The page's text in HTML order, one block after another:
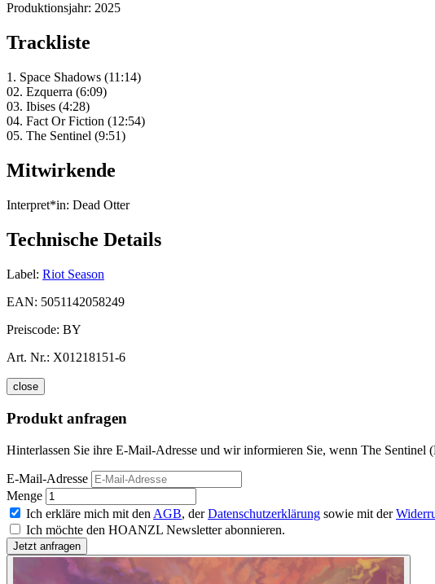
Produktionsjahr: 2025
Trackliste
1. Space Shadows (11:14)
02. Ezquerra (6:09)
03. Ibises (4:28)
04. Fact Or Fiction (12:54)
05. The Sentinel (9:51)
Mitwirkende
Interpret*in: Dead Otter
Technische Details
Label: Riot Season
EAN: 5051142058249
Preiscode: BY
Art. Nr.: X01218151-6
close
Produkt anfragen
Hinterlassen Sie ihre E-Mail-Adresse und wir informieren Sie, wenn The
E-Mail-Adresse
Menge
Ich erkläre mich mit den AGB, derDatenschutzerklärung sowie mit der
Ich möchte den HOANZL Newsletter abonnieren.